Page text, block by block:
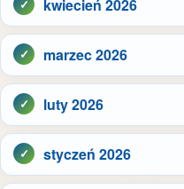
kwiecień 2026
marzec 2026
luty 2026
styczeń 2026